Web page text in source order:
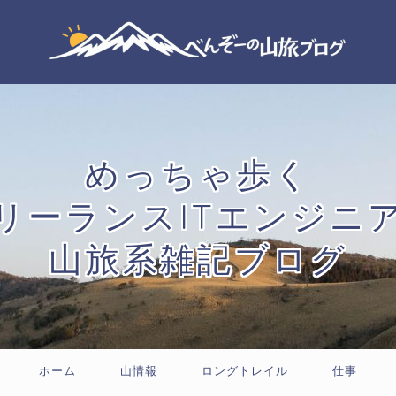
めっちゃ歩く
ーランスITエンジニ
山旅系雑記ブログ
ホーム 山情報 ロングトレイル 仕事